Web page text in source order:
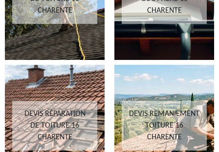
CHARENTE
CHARENTE
DEVIS RÉPARATION
DE TOITURE 16
CHARENTE
DEVIS REMANIEMENT
TOITURE 16
CHARENTE